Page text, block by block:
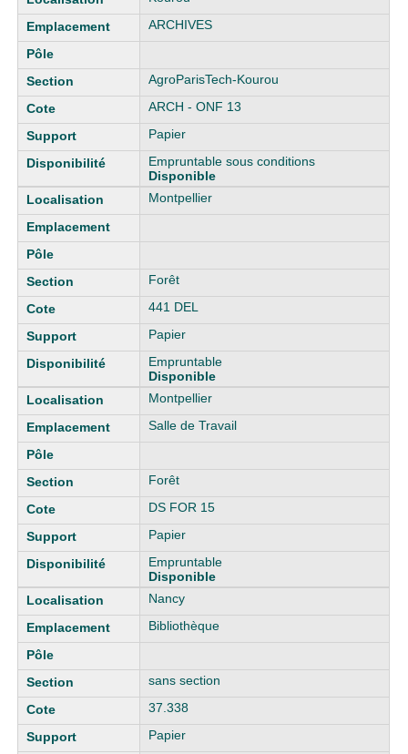
ARCHIVES
AgroParisTech-Kourou
ARCH - ONF 13
Papier
Empruntable sous conditions
Disponible
Montpellier
Forêt
441 DEL
Papier
Empruntable
Disponible
Montpellier
Salle de Travail
Forêt
DS FOR 15
Papier
Empruntable
Disponible
Nancy
Bibliothèque
sans section
37.338
Papier